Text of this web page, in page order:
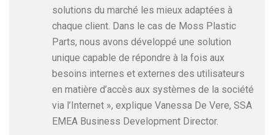
solutions du marché les mieux adaptées à
chaque client. Dans le cas de Moss Plastic
Parts, nous avons développé une solution
unique capable de répondre à la fois aux
besoins internes et externes des utilisateurs
en matière d’accès aux systèmes de la société
via l’Internet », explique Vanessa De Vere, SSA
EMEA Business Development Director.